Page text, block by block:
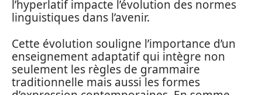
l’hyperlatif impacte l’évolution des normes
linguistiques dans l’avenir.
Cette évolution souligne l’importance d’un
enseignement adaptatif qui intègre non
seulement les règles de grammaire
traditionnelle mais aussi les formes